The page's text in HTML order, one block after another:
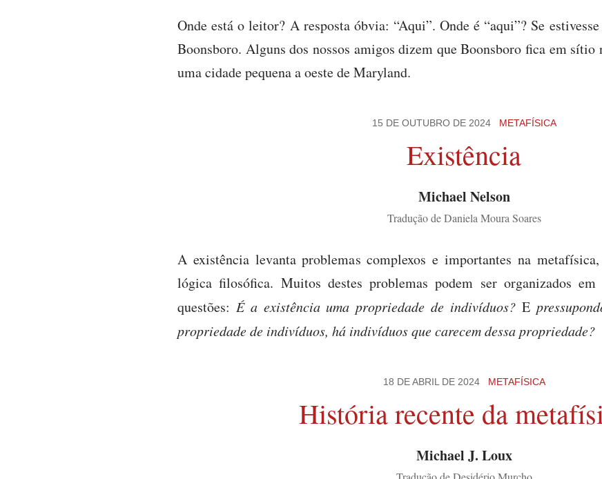
Onde está o leitor? A resposta óbvia: “Aqui”. Onde é “aqui”? Se
Boonsboro. Alguns dos nossos amigos dizem que Boonsboro fica em sítio
uma cidade pequena a oeste de Maryland.
15 DE OUTUBRO DE 2024 METAFÍSICA
Existência
Michael Nelson
Tradução de Daniela Moura Soares
A existência levanta problemas complexos e importantes na
lógica filosófica. Muitos destes problemas podem ser organizados em
questões: É a existência uma propriedade de indivíduos? E
propriedade de indivíduos, há indivíduos que carecem dessa propriedade?
18 DE ABRIL DE 2024 METAFÍSICA
História recente da
Michael J. Loux